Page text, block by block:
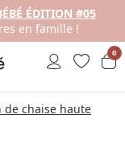
ÉDITION #05
en famille !
0
de chaise haute